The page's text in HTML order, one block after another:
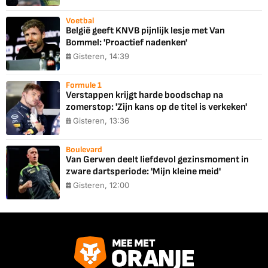
Voetbal
België geeft KNVB pijnlijk lesje met Van
Bommel: 'Proactief nadenken'
Gisteren, 14:39
Formule 1
Verstappen krijgt harde boodschap na
zomerstop: 'Zijn kans op de titel is verkeken'
Gisteren, 13:36
Boulevard
Van Gerwen deelt liefdevol gezinsmoment in
zware dartsperiode: 'Mijn kleine meid'
Gisteren, 12:00